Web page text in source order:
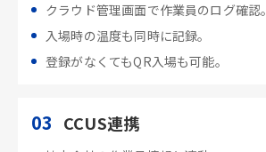
クラウド管理画面で作業員のログ確認。
入場時の温度も同時に記録。
登録がなくてもQR入場も可能。
03 CCUS連携